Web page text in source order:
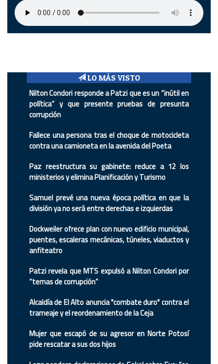
LO MÁS VISTO
Nilton Condori responde a Patzi que es un “inútil en
política” y que presente pruebas de presunta
corrupción
Fallece una persona tras el choque de motocicleta
contra una camioneta en la avenida del Poeta
Paz reestructura su gabinete: reduce a 12 los
ministerios y elimina Planificación y Turismo
Samuel prevé una nueva época política en que la
división ya no será entre derechas e izquierdas
Dockweiler ofrece plan con nuevo edificio municipal,
puentes, escaleras mecánicas, túneles, viaductos y
anfiteatro
Patzi revela que MTS expulsó a Nilton Condori por
“temas de corrupción”
Alcaldía de El Alto anuncia "combate duro" contra el
trameaje y el reordenamiento de la Ceja
Mujer que escapó de su agresor en Norte Potosí
pide rescatar a sus dos hijos